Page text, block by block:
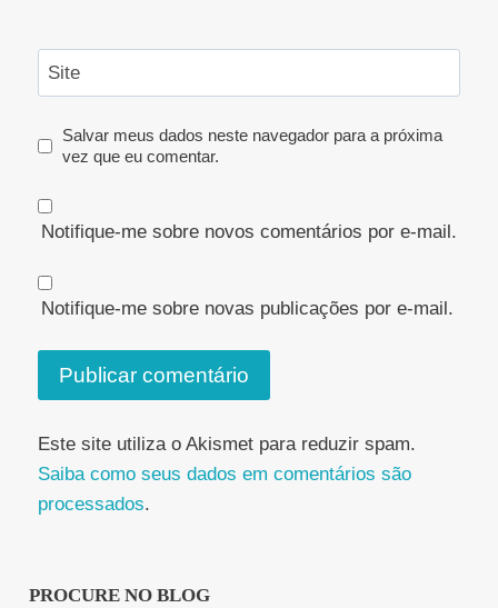
Site
Salvar meus dados neste navegador para a próxima
vez que eu comentar.
Notifique-me sobre novos comentários por e-mail.
Notifique-me sobre novas publicações por e-mail.
Este site utiliza o Akismet para reduzir spam.
Saiba como seus dados em comentários são
processados.
PROCURE NO BLOG